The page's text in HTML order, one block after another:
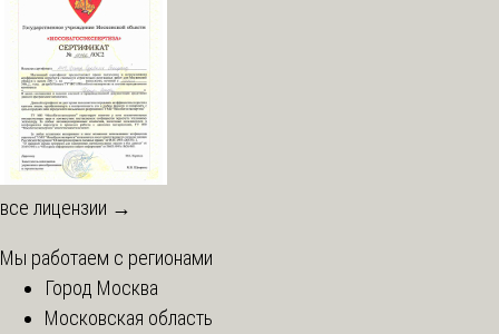
все лицензии →
Мы работаем с регионами
Город Москва
Московская область